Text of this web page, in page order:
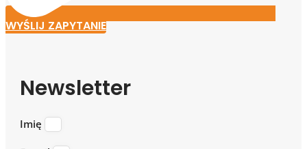
WYŚLIJ ZAPYTANIE
Newsletter
Imię